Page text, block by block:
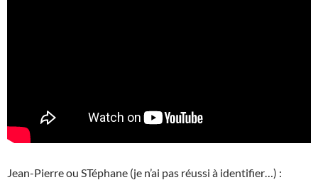
Jean-Pierre ou STéphane (je n’ai pas réussi à identifier…) :